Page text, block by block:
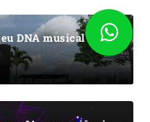
DNA musical com